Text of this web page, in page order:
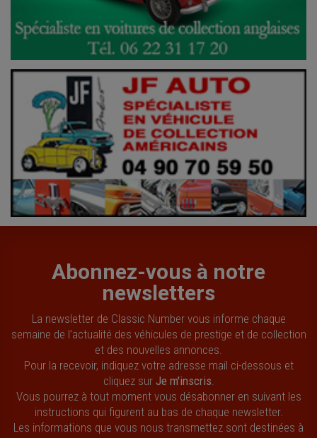
Abonnez-vous à notre
newsletters
La newsletter de Classic Number vous informe chaque
semaine de l’actualité des véhicules de prestige et de collection
et des nouvelles annonces.
Pour la recevoir, indiquez votre adresse mail ci-dessous et
cliquez sur Je m'inscris
Vous pourrez à tout moment vous désabonner en suivant les
instructions qui figurent au bas de chaque newsletter.
Les informations que vous nous transmettez sont destinées à